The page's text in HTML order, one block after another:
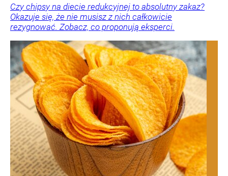
Czy chipsy na diecie redukcyjnej to absolutny zakaz?
Okazuje się, że nie musisz z nich całkowicie
rezygnować. Zobacz, co proponują eksperci.